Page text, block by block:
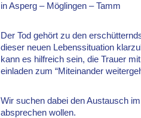
in Asperg – Möglingen – Tamm
Der Tod gehört zu den
dieser neuen Lebenssituation
kann es hilfreich sein, die Trauer
einladen zum “Miteinander
Wir suchen dabei den Austausch
absprechen wollen.